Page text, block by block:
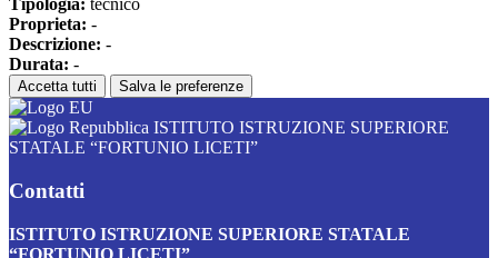
Tipologia: tecnico
Proprieta: -
Descrizione: -
Durata: -
Accetta tutti Salva le preferenze
ISTITUTO ISTRUZIONE SUPERIORE
STATALE “FORTUNIO LICETI”
Contatti
ISTITUTO ISTRUZIONE SUPERIORE STATALE
“FORTUNIO LICETI”